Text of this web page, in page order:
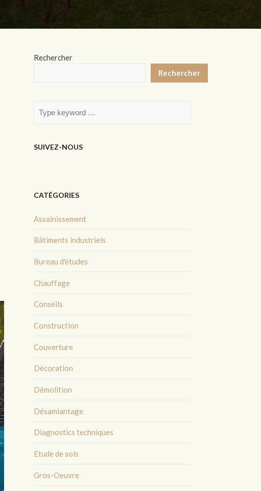
Rechercher
Rechercher
SUIVEZ-NOUS
CATÉGORIES
Assainissement
Bâtiments industriels
Bureau d'études
Chauffage
Conseils
Construction
Couverture
Décoration
Démolition
Désamiantage
Diagnostics techniques
Etude de sols
Gros-Oeuvre